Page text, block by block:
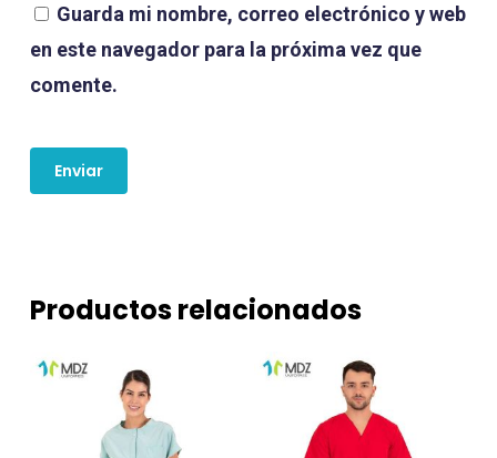
Guarda mi nombre, correo electrónico y web
en este navegador para la próxima vez que
comente.
Productos relacionados